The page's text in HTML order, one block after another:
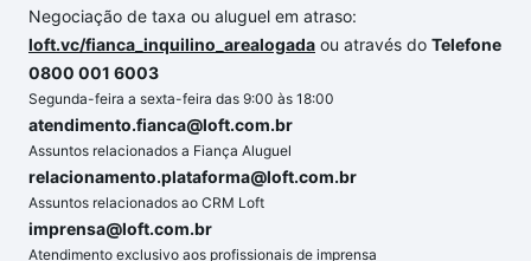
Negociação de taxa ou aluguel em atraso:
loft.vc/fianca_inquilino_arealogada ou através do Telefone
0800 001 6003
Segunda-feira a sexta-feira das 9:00 às 18:00
atendimento.fianca@loft.com.br
Assuntos relacionados a Fiança Aluguel
relacionamento.plataforma@loft.com.br
Assuntos relacionados ao CRM Loft
imprensa@loft.com.br
Atendimento exclusivo aos profissionais de imprensa